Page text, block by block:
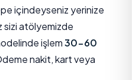
içindeyseniz yerinize
sizi atölyemizde
işlem30-60
nakit, kart veya